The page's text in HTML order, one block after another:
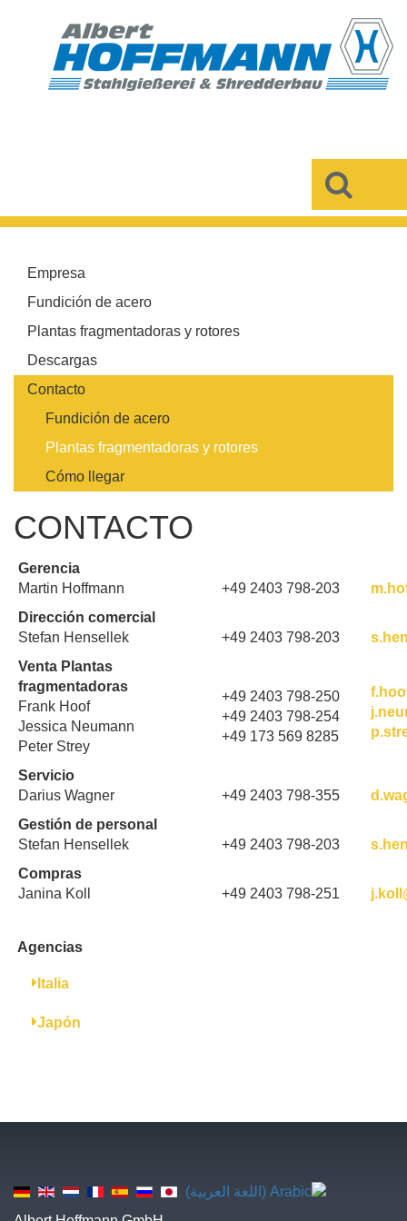
Empresa
Fundición de acero
Plantas fragmentadoras y rotores
Descargas
Contacto
Fundición de acero
Plantas fragmentadoras y rotores
Cómo llegar
CONTACTO
Gerencia
Martin Hoffmann
+49 2403 798-203
Dirección comercial
Stefan Hensellek
+49 2403 798-203
Venta Plantas
fragmentadoras
Frank Hoof
Jessica Neumann
Peter Strey
+49 2403 798-250
+49 2403 798-254
+49 173 569 8285
Servicio
Darius Wagner
+49 2403 798-355
Gestión de personal
Stefan Hensellek
+49 2403 798-203
Compras
Janina Koll
+49 2403 798-251
Agencias
Italia
Japón